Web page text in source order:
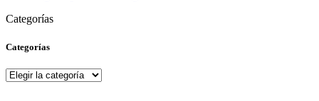
Categorías
Categorías
Categorías